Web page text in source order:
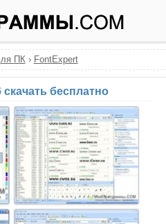
ПК› FontExpert
скачать бесплатно